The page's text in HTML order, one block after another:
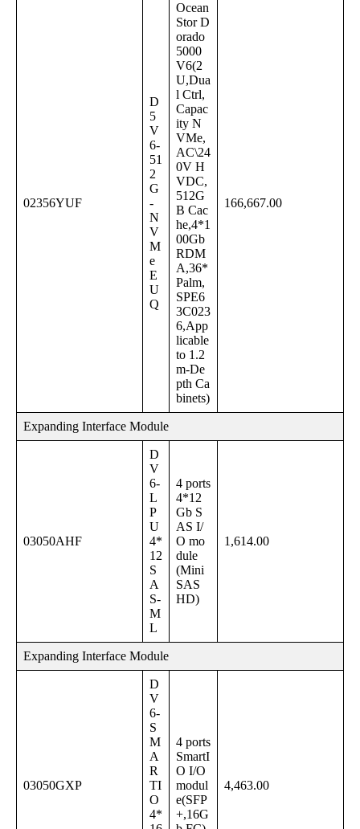
02356YUF
D
5
V
6-
51
2
G
-
N
V
M
e
E
U
Q
Ocean
Stor D
orado
5000
V6(2
U,Dua
l Ctrl,
Capac
ity N
VMe,
AC\24
0V H
VDC,
512G
B Cac
he,4*1
00Gb
RDM
A,36*
Palm,
SPE6
3C023
6,App
licable
to 1.2
m-De
pth Ca
binets)
166,667.00
Expanding Interface Module
03050AHF
D
V
6-
L
P
U
4*
12
S
A
S-
M
L
4 ports
4*12
Gb S
AS I/
O mo
dule
(Mini
SAS
HD)
1,614.00
Expanding Interface Module
03050GXP
D
V
6-
S
M
A
R
TI
O
4*
4 ports
SmartI
O I/O
modul
e(SFP
+,16G
4,463.00